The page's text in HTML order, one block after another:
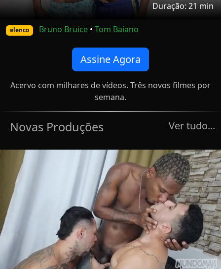
Duração: 21 min
elenco Bruno Bruice • Tom Baiano
Assine Agora
Acervo com milhares de vídeos. Três novos filmes por
semana.
Novas Produções Ver tudo...